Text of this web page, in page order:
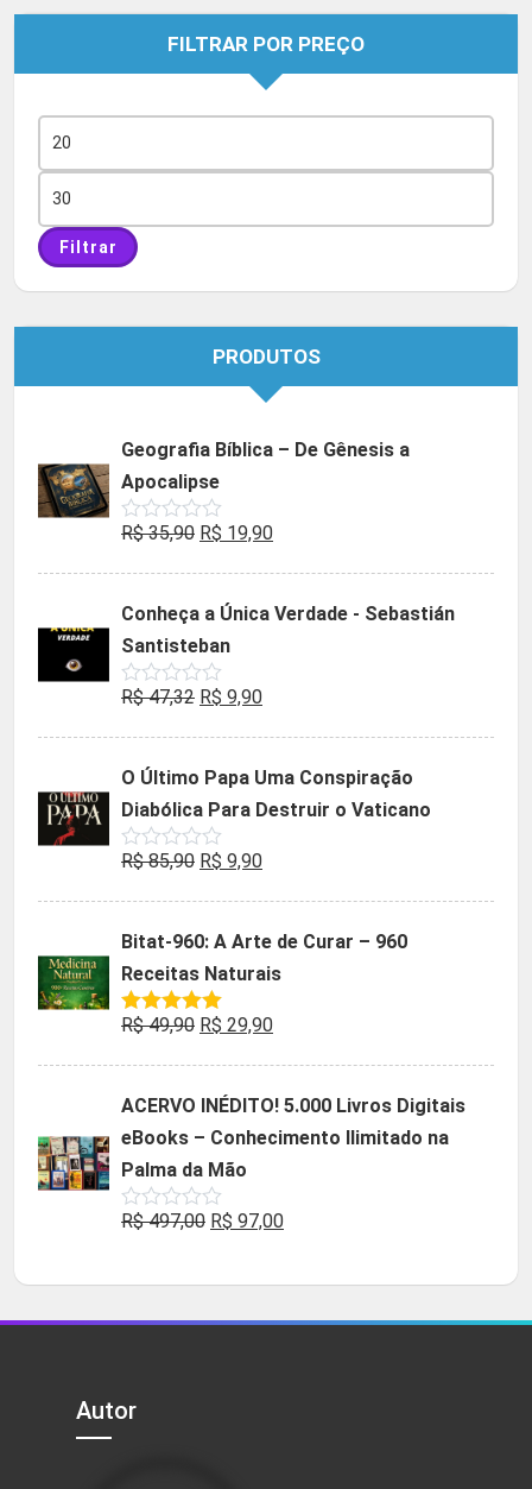
FILTRAR POR PREÇO
mínimo
máximo
Filtrar
PRODUTOS
Geografia Bíblica – De Gênesis a
Apocalipse
Avaliação
de
R$35,90 O
era:
R$ 35,90.
R$ 19,90O
é:
Conheça a Única Verdade - Sebastián
Santisteban
Avaliação
de
R$47,32 O
era:
R$ 47,32.
R$ 9,90O
é:
R$ 9,90.
O Último Papa Uma Conspiração
Diabólica Para Destruir o Vaticano
Avaliação
de
R$85,90 O
era:
R$ 85,90.
R$ 9,90O
é:
R$ 9,90.
Bitat-960: A Arte de Curar – 960
Receitas Naturais
Avaliação
R$49,90 O
era:
R$ 49,90.
R$ 29,90O
é:
R$ 29,90.
ACERVO INÉDITO! 5.000 Livros Digitais
eBooks – Conhecimento Ilimitado na
Palma da Mão
Avaliação
5
R$497,00 O
original
era:
R$ 97,00O
atual
é:
Autor